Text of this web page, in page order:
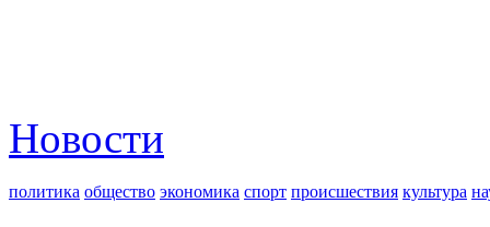
Новости
политика общество экономика спорт происшествия культура